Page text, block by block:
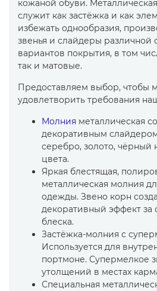
кожаной обуви.
служит как застёжка и как
избежать однообразия,
звенья и слайдеры
вариантов покрытия, в том
так и матовые.
Предоставляем выбор, чтобы
удовлетворить требования
Молния металлическая
декоративным
серебро, золото, чёрный
цвета.
Яркая блестящая,
металлическая молния
одежды. Звено корн
декоративный эффект за
блеска.
Застёжка-молния с
Используется для
портмоне. Супермелкое
утолщений в местах
Специальная